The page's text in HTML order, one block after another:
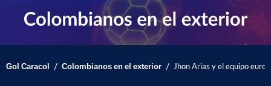
Gol Caracol / Colombianos en el exterior / Jhon Arias y el equipo